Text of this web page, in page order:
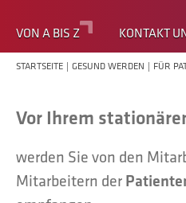
VON A BIS Z KONTAKT
STARTSEITE GESUND WERDEN FÜR
Vor Ihrem
werden Sie von den
Mitarbeitern der